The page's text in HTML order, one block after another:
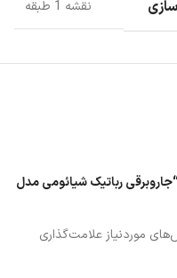
سازی
نقشه 1 طبقه
رباتیک شیائومی مدل
موردنیاز علامت‌گذاری